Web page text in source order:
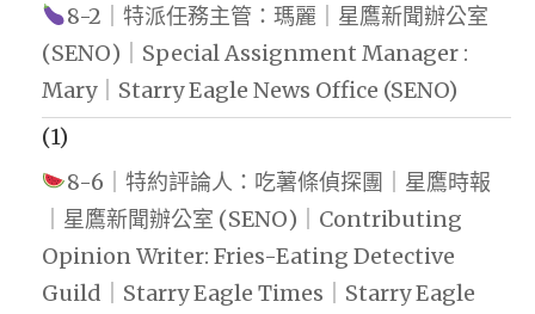
8-2｜特派任務主管：瑪麗｜星鷹新聞辦公室
(SENO)｜Special Assignment Manager :
Mary｜Starry Eagle News Office (SENO)
(1)
8-6｜特約評論人：吃薯條偵探團｜星鷹時報
｜星鷹新聞辦公室 (SENO)｜Contributing
Opinion Writer: Fries-Eating Detective
Guild｜Starry Eagle Times｜Starry Eagle